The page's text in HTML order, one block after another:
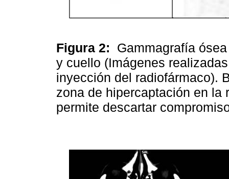
Figura 2: Gammagrafía
y cuello (Imágenes
inyección del radiofármaco).
zona de hipercaptación en la
permite descartar